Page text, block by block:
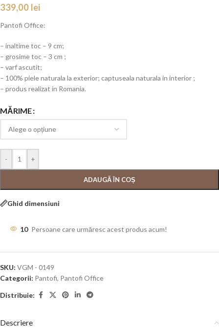
339,00 lei
Pantofi Office:
– inaltime toc – 9 cm;
– grosime toc – 3 cm ;
– varf ascutit;
– 100% piele naturala la exterior; captuseala naturala in interior ;
– produs realizat in Romania.
MĂRIME
- +
ADAUGĂ ÎN COȘ
Ghid dimensiuni
10 Persoane care urmăresc acest produs acum!
SKU: VGM - 0149
Categorii: Pantofi, Pantofi Office
Distribuie:
Descriere